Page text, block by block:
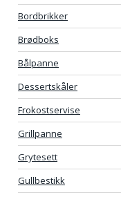
Bordbrikker
Brødboks
Bålpanne
Dessertskåler
Frokostservise
Grillpanne
Grytesett
Gullbestikk